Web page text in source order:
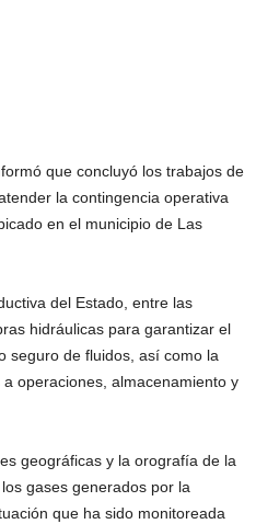
que concluyó los trabajos de
la contingencia operativa
en el municipio de Las
del Estado, entre las
hidráulicas para garantizar el
seguro de fluidos, así como la
operaciones, almacenamiento y
geográficas y la orografía de la
gases generados por la
que ha sido monitoreada